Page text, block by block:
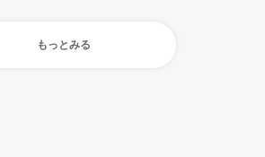
もっとみる